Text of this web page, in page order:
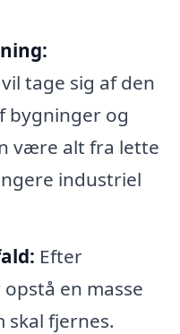
tage sig af den
bygninger og
være alt fra lette
industriel
Efter
en masse
skal fjernes.